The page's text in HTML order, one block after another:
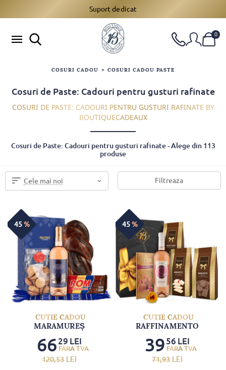
Beneficii la Comenzi mari
0
COSURI CADOU > COSURI CADOU PASTE
Cosuri de Paste: Cadouri pentru gusturi rafinate
COSURI DE PASTE: CADOURI PENTRU GUSTURI RAFINATE BY
BOUTIQUECADEAUX
Cosuri de Paste: Cadouri pentru gusturi rafinate - Alege din 113
produse
Cele mai noi Filtreaza
45%
CUTIE CADOU
MARAMUREȘ
120,53 LEI
66 29 LEI
45%
CUTIE CADOU
RAFFINAMENTO
71,93 LEI
39 56 LEI